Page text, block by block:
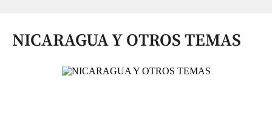
NICARAGUA Y OTROS TEMAS